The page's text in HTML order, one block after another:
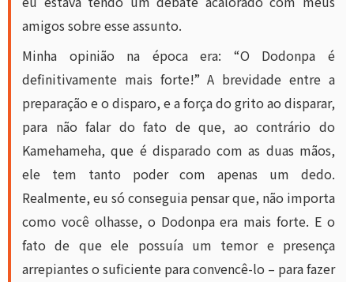
amigos sobre esse assunto.
Minha opinião na época era: “O Dodonpa é
definitivamente mais forte!” A brevidade entre a
preparação e o disparo, e a força do grito ao disparar,
para não falar do fato de que, ao contrário do
Kamehameha, que é disparado com as duas mãos,
ele tem tanto poder com apenas um dedo.
Realmente, eu só conseguia pensar que, não importa
como você olhasse, o Dodonpa era mais forte. E o
fato de que ele possuía um temor e presença
arrepiantes o suficiente para convencê-lo – para fazer